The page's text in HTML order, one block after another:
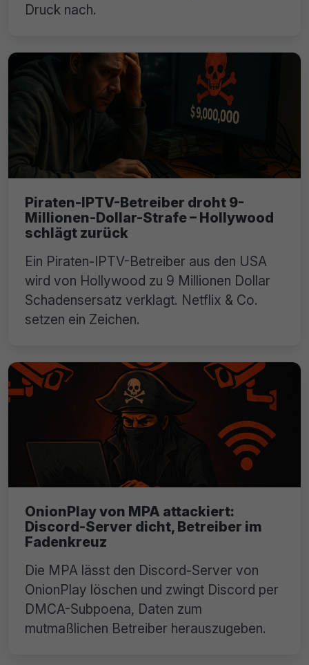
Druck nach.
Piraten-IPTV-Betreiber droht 9-
Millionen-Dollar-Strafe – Hollywood
schlägt zurück
Ein Piraten-IPTV-Betreiber aus den USA
wird von Hollywood zu 9 Millionen Dollar
Schadensersatz verklagt. Netflix & Co.
setzen ein Zeichen.
OnionPlay von MPA attackiert:
Discord-Server dicht, Betreiber im
Fadenkreuz
Die MPA lässt den Discord-Server von
OnionPlay löschen und zwingt Discord per
DMCA-Subpoena, Daten zum
mutmaßlichen Betreiber herauszugeben.